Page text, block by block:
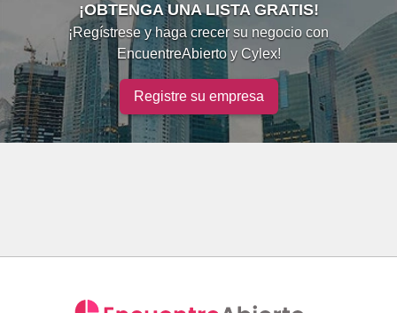
¡OBTENGA UNA LISTA GRATIS!
¡Regístrese y haga crecer su negocio con
EncuentreAbierto y Cylex!
Registre su empresa